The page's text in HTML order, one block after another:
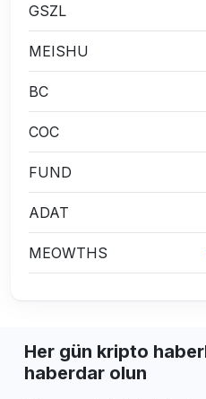
GSZL
MEISHU
BC
COC
FUND
ADAT
MEOWTHS
Her gün kripto
haberdar olun